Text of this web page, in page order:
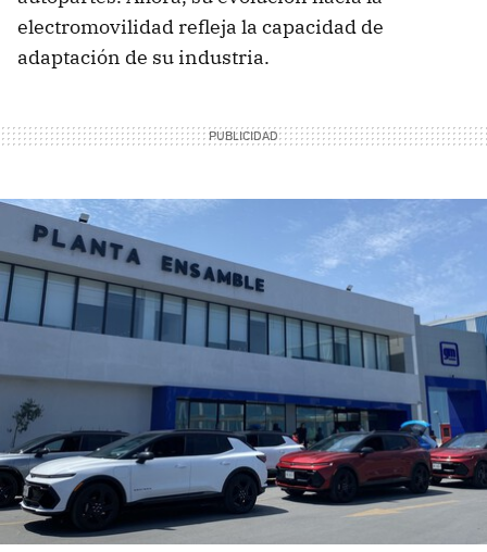
electromovilidad refleja la capacidad de
adaptación de su industria.